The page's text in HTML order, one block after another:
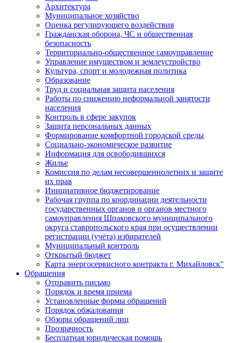
Архитектура
Муниципальное хозяйство
Оценка регулирующего воздействия
Гражданская оборона, ЧС и общественная
безопасность
Территориально-общественное самоуправление
Управление имуществом и землеустройство
Культура, спорт и молодежная политика
Образование
Труд и социальная защита населения
Работы по снижению неформальной занятости
населения
Контроль в сфере закупок
Защита персональных данных
Формирование комфортной городской среды
Социально-экономическое развитие
Информация для освободившихся
Жилье
Комиссия по делам несовершеннолетних и защите
их прав
Инициативное бюджетирование
Рабочая группа по координации деятельности
государственных органов и органов местного
самоуправления Шпаковского муниципального
округа ставропольского края при осуществлении
регистрации (учёта) избирателей
Муниципальный контроль
Открытый бюджет
Карта энергосервисного контракта г. Михайловск"
Обращения
Отправить письмо
Порядок и время приема
Установленные формы обращений
Порядок обжалования
Обзоры обращений лиц
Прозрачность
Бесплатная юридическая помощь